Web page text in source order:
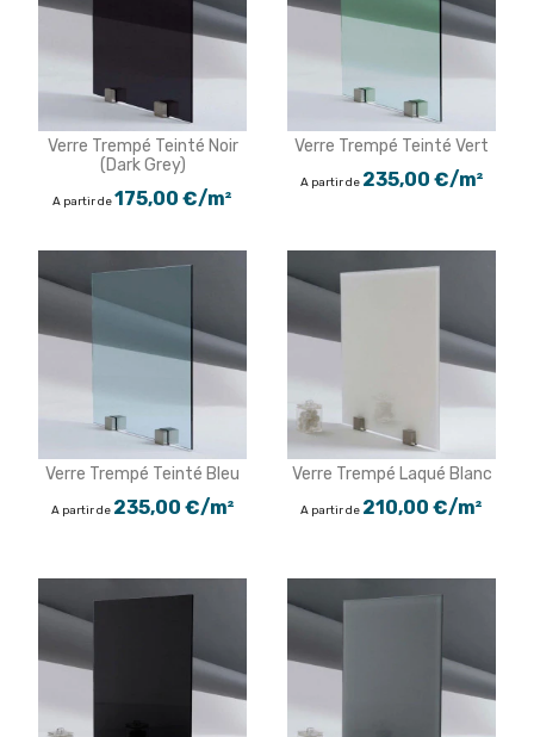
Verre Trempé Teinté Noir
(Dark Grey)
A partir de175,00 €/m²
Verre Trempé Teinté Vert
A partir de 235,00 €/m²
Verre Trempé Teinté Bleu
A partir de 235,00 €/m²
Verre Trempé Laqué Blanc
A partir de 210,00 €/m²